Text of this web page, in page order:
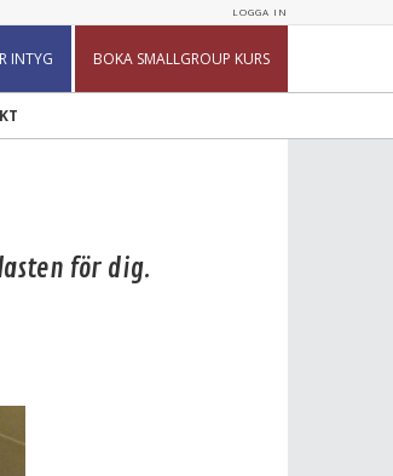
LOGGA IN
INTYG BOKA SMALLGROUP KURS
för dig.